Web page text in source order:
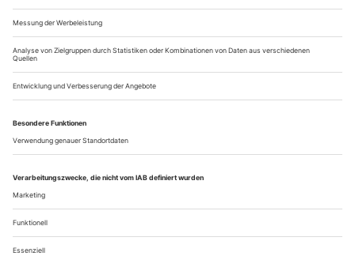
Vorschau - Impressum November 2017
Nussknacker
Allweihnachtlich wird landauf, landab der puderzuckrige
«Nussknacker» aus dem Depot geholt. Aber Zürichs
Ballettchef Christian Spuck hat keinen auf Lager und legt
deshalb eine Neufassung auf. Dafür zieht er E. T. A.
Hoffmanns Mär von «Nussknacker und Mausekönig» heran
– das schwarzromantische Original. Was neugierig macht, weil
die allermeisten...
Über uns Kontakt Kritikerumfrage Newsletter